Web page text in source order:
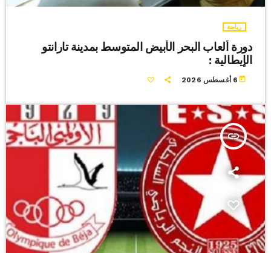
رياضة
دورة ألعاب البحر الأبيض المتوسط بمدينة تارانتو
الإيطالية :
today 6 أغسطس 2026
insert_link